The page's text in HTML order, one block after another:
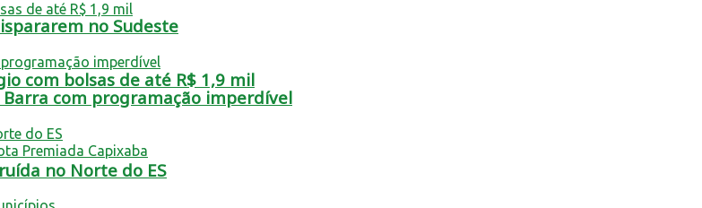
com bolsas de até R$ 1,9 mil
no Sudeste
com programação imperdível
no Norte do ES